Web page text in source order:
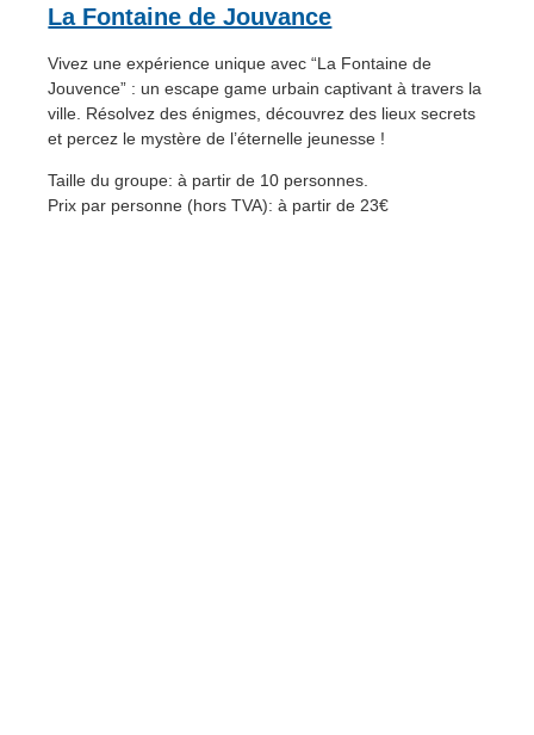
La Fontaine de Jouvance
Vivez une expérience unique avec “La Fontaine de
Jouvence” : un escape game urbain captivant à travers la
ville. Résolvez des énigmes, découvrez des lieux secrets
et percez le mystère de l’éternelle jeunesse !
Taille du groupe: à partir de 10 personnes.
Prix par personne (hors TVA): à partir de 23€